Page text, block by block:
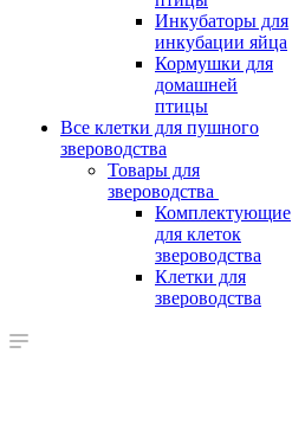
Инкубаторы для
инкубации яйца
Кормушки для
домашней
птицы
Все клетки для пушного
звероводства
Товары для
звероводства
Комплектующие
для клеток
звероводства
Клетки для
звероводства